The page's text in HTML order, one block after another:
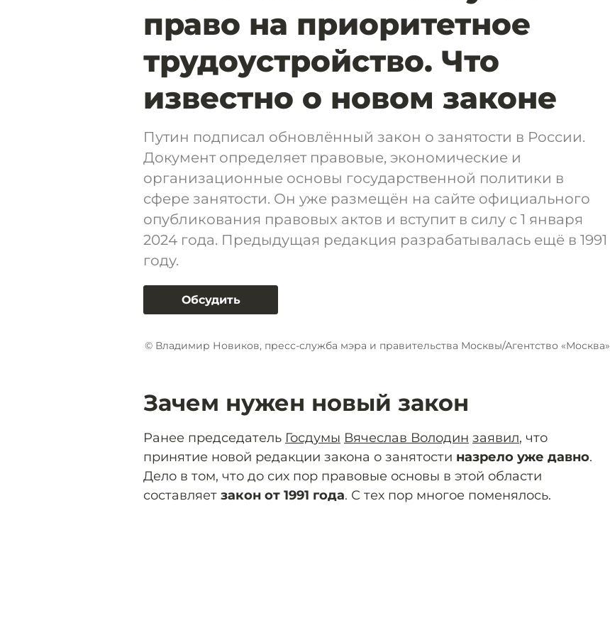
право на приоритетное
трудоустройство. Что
известно о новом законе
Путин подписал обновлённый закон о занятости в России.
Документ определяет правовые, экономические и
организационные основы государственной политики в
сфере занятости. Он уже размещён на сайте официального
опубликования правовых актов и вступит в силу с 1 января
2024 года. Предыдущая редакция разрабатывалась ещё в 1991
году.
Обсудить
© Владимир Новиков, пресс-служба мэра и правительства Москвы/Агентство «Москва»
Зачем нужен новый закон
Ранее председатель Госдумы Вячеслав Володин заявил, что
принятие новой редакции закона о занятости назрело уже давно.
Дело в том, что до сих пор правовые основы в этой области
составляет закон от 1991 года. С тех пор многое поменялось.